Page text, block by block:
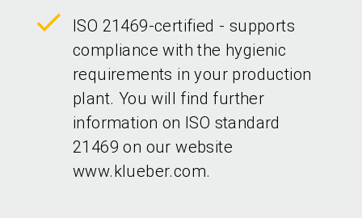
ISO 21469-certified - supports
compliance with the hygienic
requirements in your production
plant. You will find further
information on ISO standard
21469 on our website
www.klueber.com.